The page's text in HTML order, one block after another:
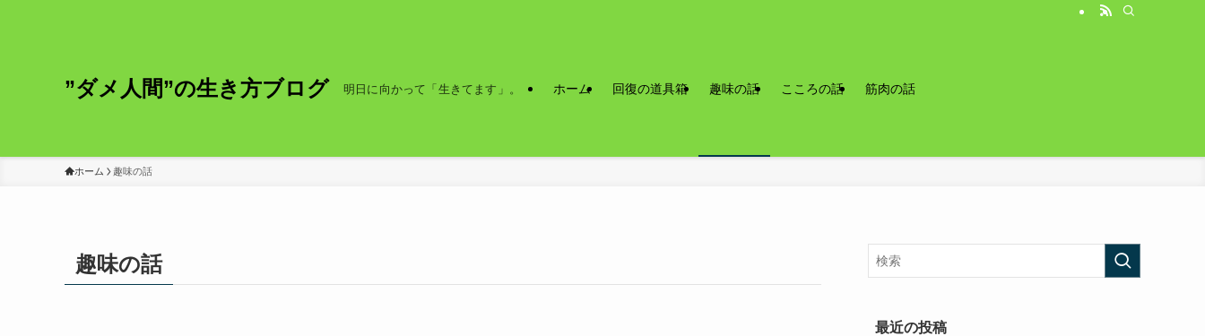
”ダメ人間”の生き方ブログ 明日に向かって「生きてます」。 ホーム 回復の道具箱 趣味の話 こころの話 筋肉の話
ホーム 趣味の話
趣味の話
最近の投稿